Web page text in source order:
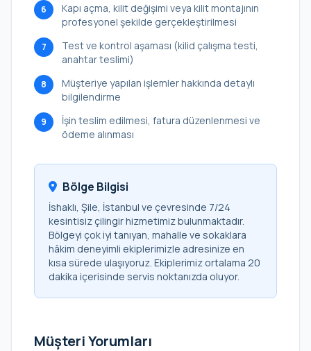
6
Kapı açma, kilit değişimi veya kilit montajının
profesyonel şekilde gerçekleştirilmesi
7
Test ve kontrol aşaması (kilid çalışma testi,
anahtar teslimi)
8
Müşteriye yapılan işlemler hakkında detaylı
bilgilendirme
9
İşin teslim edilmesi, fatura düzenlenmesi ve
ödeme alınması
Bölge Bilgisi
İshaklı, Şile, İstanbul ve çevresinde 7/24
kesintisiz çilingir hizmetimiz bulunmaktadır.
Bölgeyi çok iyi tanıyan, mahalle ve sokaklara
hâkim deneyimli ekiplerimizle adresinize en
kısa sürede ulaşıyoruz. Ekiplerimiz ortalama 20
dakika içerisinde servis noktanızda oluyor.
Müşteri Yorumları